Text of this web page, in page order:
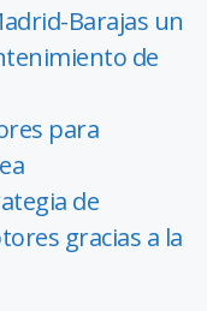
Barajas un
de
para
de
gracias a la